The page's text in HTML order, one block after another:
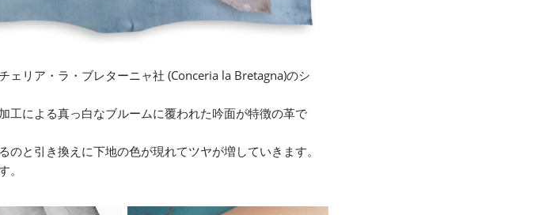
ェリア・ラ・ブレターニャ社 (Conceria la Bretagna)のシ
工による真っ白なブルームに覆われた吟面が特徴の革で
と引き換えに下地の色が現れてツヤが増していきます。
。